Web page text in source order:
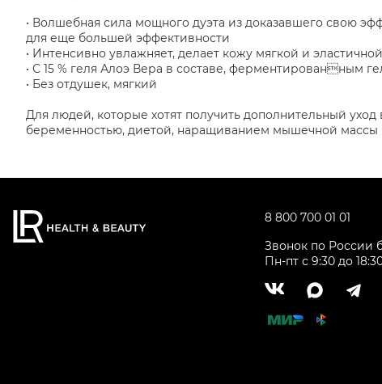
• Волшебная сила мощного дуэта из доказавшего свою
для еще большей эффективности
• Интенсивно увлажняет, делает кожу мягкой и эластичной
• С 15 % геля Алоэ Вера в составе, ферментированным
• Без отдушек, мягкий
Для людей, которые хотят получить дополнительный
беременностью, диетой, наращиванием мышечной
8 800 700 01 01
Звонок по России
Пн-пт с 9:30 до